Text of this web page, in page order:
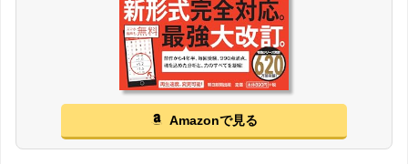
Amazonで見る